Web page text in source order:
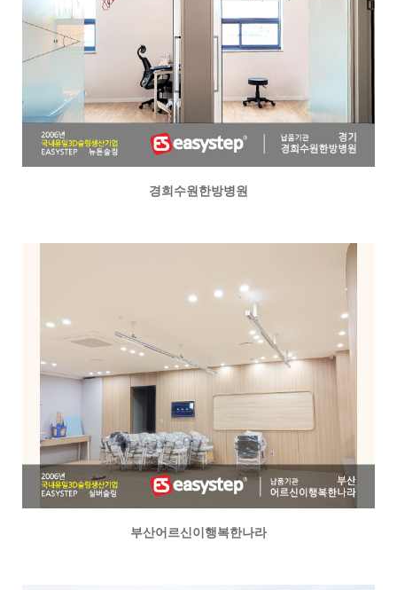
경희수원한방병원
부산어르신이행복한나라